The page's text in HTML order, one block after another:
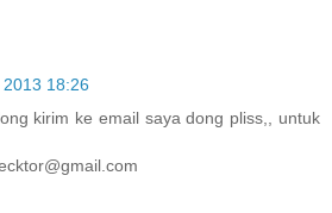
2013 18:26
kirim ke email saya dong pliss,, untuk